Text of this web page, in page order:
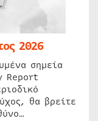
2026
σημεία
Report
θα βρείτε